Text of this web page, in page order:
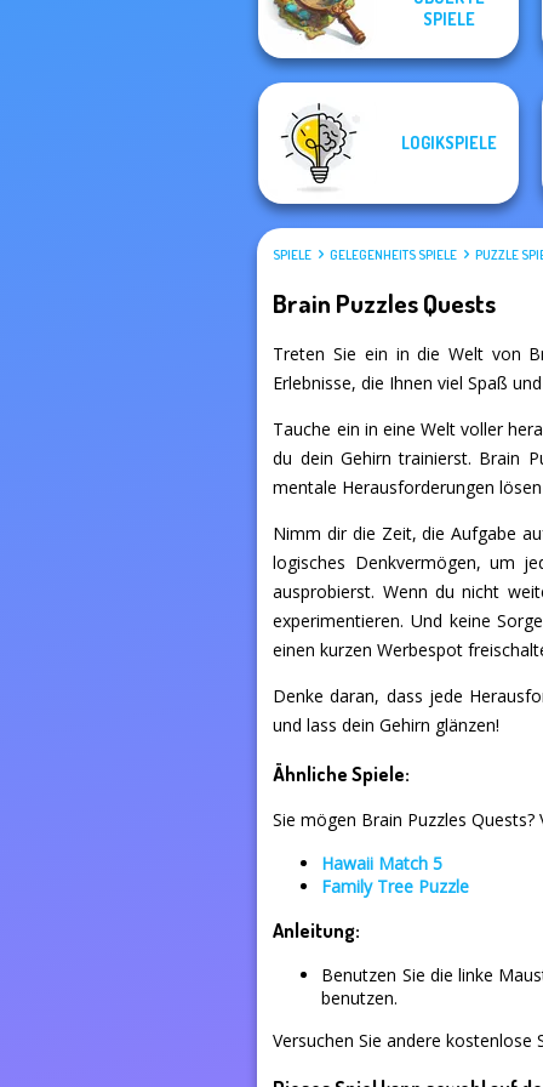
Solitaire
Small House
SPIELE
LOGIKSPIELE
SPIELE GELEGENHEITS SPIELE PUZZLE
Brain Puzzles Quests
Treten Sie ein in die Welt von
Erlebnisse, die Ihnen viel Spaß
Tauche ein in eine Welt voller
du dein Gehirn trainierst. Brain
mentale Herausforderungen
Nimm dir die Zeit, die Aufgabe
logisches Denkvermögen, um
ausprobierst. Wenn du nicht
experimentieren. Und keine
einen kurzen Werbespot
Denke daran, dass jede
und lass dein Gehirn glänzen!
Ähnliche Spiele:
Sie mögen Brain Puzzles
Hawaii Match 5
Family Tree Puzzle
Anleitung:
Benutzen Sie die linke
benutzen.
Versuchen Sie andere kostenlose